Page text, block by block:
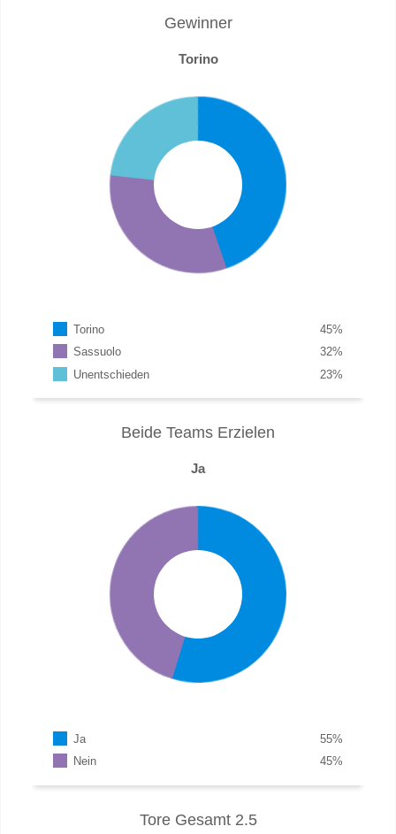
Gewinner
Torino
Torino %
45
Sassuolo
%
32
Unentschieden
%
23
Beide Teams Erzielen
Ja
Ja %
55
Nein
%
45
Tore Gesamt 2.5